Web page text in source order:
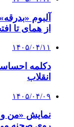
از همای تا
۱۴۰۵/۰۴/۱۱
دکلمه‌
انقلاب
۱۴۰۵/۰۴/۰۹
نمایش «من و